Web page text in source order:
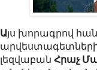
Այս խորագրով
արվեստագետների
լեզվաբան Հրաչ